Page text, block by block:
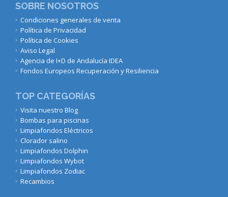
SOBRE NOSOTROS
Condiciones generales de venta
Política de Privacidad
Política de Cookies
Aviso Legal
Agencia de I+D de Andalucía IDEA
Fondos Europeos Recuperación y Resiliencia
TOP CATEGORÍAS
Visita nuestro Blog
Bombas para piscinas
Limpiafondos Eléctricos
Clorador salino
Limpiafondos Dolphin
Limpiafondos Wybot
Limpiafondos Zodiac
Recambios